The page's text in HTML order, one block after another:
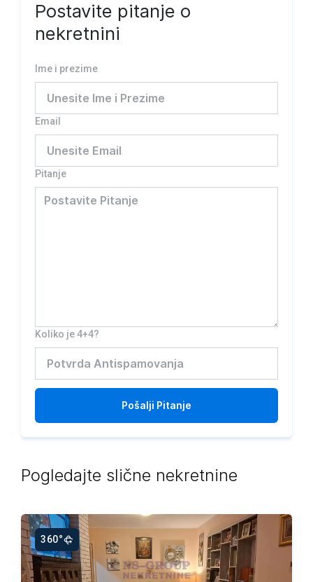
Postavite pitanje o
nekretnini
Ime i prezime
Email
Pitanje
Koliko je 4+4?
Pošalji Pitanje
Pogledajte slične nekretnine
360°